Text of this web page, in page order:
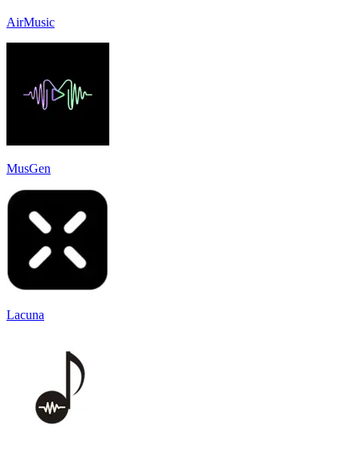
AirMusic
MusGen
Lacuna